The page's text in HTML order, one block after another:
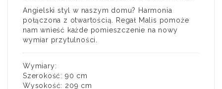
Angielski styl w naszym domu? Harmonia
połączona z otwartością. Regał Malis pomoże
nam wnieść każde pomieszczenie na nowy
wymiar przytulności.
Wymiary:
Szerokość: 90 cm
Wysokość: 209 cm